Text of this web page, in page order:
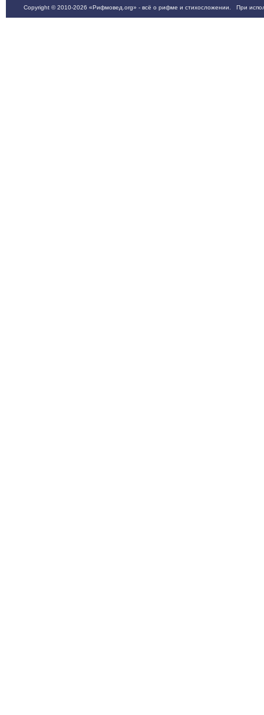
Copyright © 2010-2026 «Рифмовед.org» - всё о рифме и стихосложении. При